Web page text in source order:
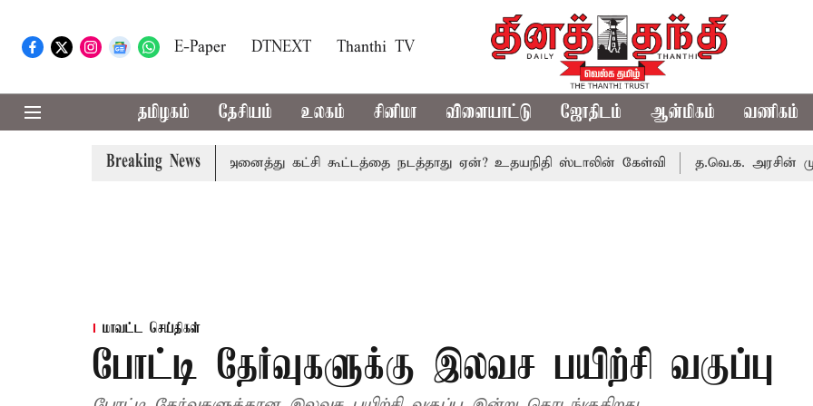
E-Paper DTNEXT Thanthi TV
தமிழகம் தேசியம் உலகம் சினிமா விளையாட்டு ஜோதிடம் ஆன்மிகம் வணிகம்
Breaking News
விவகாரம்: தமிழகத்தில் அனைத்து கட்சி கூட்டத்தை நடத்தாது ஏன்? உதயநிதி ஸ்டாலின் கேள்வி த.வெ.க. அரசின் முதல்
மாவட்ட செய்திகள்
போட்டி தேர்வுகளுக்கு இலவச பயிற்சி வகுப்பு